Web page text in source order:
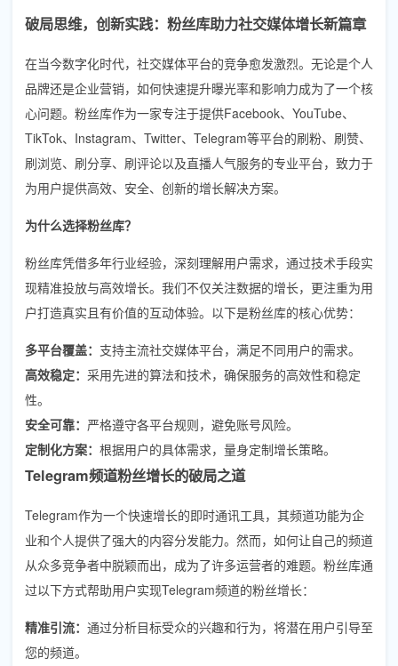
破局思维，创新实践：粉丝库助力社交媒体增长新篇章
在当今数字化时代，社交媒体平台的竞争愈发激烈。无论是个人
品牌还是企业营销，如何快速提升曝光率和影响力成为了一个核
心问题。粉丝库作为一家专注于提供Facebook、YouTube、
TikTok、Instagram、Twitter、Telegram等平台的刷粉、刷赞、
刷浏览、刷分享、刷评论以及直播人气服务的专业平台，致力于
为用户提供高效、安全、创新的增长解决方案。
为什么选择粉丝库？
粉丝库凭借多年行业经验，深刻理解用户需求，通过技术手段实
现精准投放与高效增长。我们不仅关注数据的增长，更注重为用
户打造真实且有价值的互动体验。以下是粉丝库的核心优势：
多平台覆盖： 支持主流社交媒体平台，满足不同用户的需求。
高效稳定： 采用先进的算法和技术，确保服务的高效性和稳定
性。
安全可靠： 严格遵守各平台规则，避免账号风险。
定制化方案： 根据用户的具体需求，量身定制增长策略。
Telegram频道粉丝增长的破局之道
Telegram作为一个快速增长的即时通讯工具，其频道功能为企
业和个人提供了强大的内容分发能力。然而，如何让自己的频道
从众多竞争者中脱颖而出，成为了许多运营者的难题。粉丝库通
过以下方式帮助用户实现Telegram频道的粉丝增长：
精准引流： 通过分析目标受众的兴趣和行为，将潜在用户引导至
您的频道。